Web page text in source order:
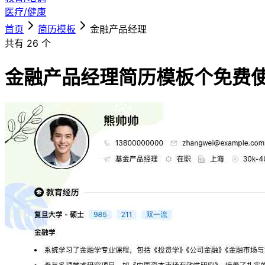
医疗/健康
首页
简历模板
金融产品经理
共有 26 个
金融产品经理简历模板个免费